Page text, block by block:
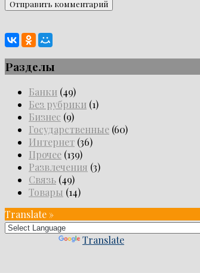
Разделы
Банки (49)
Без рубрики (1)
Бизнес (9)
Государственные (60)
Интернет (36)
Прочее (139)
Развлечения (3)
Связь (49)
Товары (14)
Translate »
Translate